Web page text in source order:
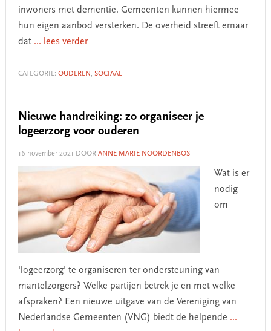
inwoners met dementie. Gemeenten kunnen hiermee
hun eigen aanbod versterken. De overheid streeft ernaar
dat ... lees verder
CATEGORIE: OUDEREN , SOCIAAL
Nieuwe handreiking: zo organiseer je
logeerzorg voor ouderen
16 november 2021 DOOR ANNE-MARIE NOORDENBOS
Wat is er
nodig
om
'logeerzorg' te organiseren ter ondersteuning van
mantelzorgers? Welke partijen betrek je en met welke
afspraken? Een nieuwe uitgave van de Vereniging van
Nederlandse Gemeenten (VNG) biedt de helpende ...